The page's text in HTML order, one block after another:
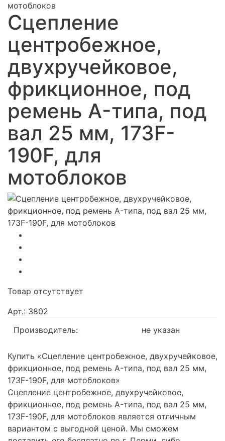
мотоблоков
Сцепление
центробежное,
двухручейковое,
фрикционное, под
ремень A-типа, под
вал 25 мм, 173F-
190F, для
мотоблоков
Товар отсутствует
Арт.: 3802
Производитель:
не указан
Купить «Сцепление центробежное, двухручейковое,
фрикционное, под ремень A-типа, под вал 25 мм,
173F-190F, для мотоблоков»
Сцепление центробежное, двухручейковое,
фрикционное, под ремень A-типа, под вал 25 мм,
173F-190F, для мотоблоков является отличным
вариантом с выгодной ценой. Мы сможем